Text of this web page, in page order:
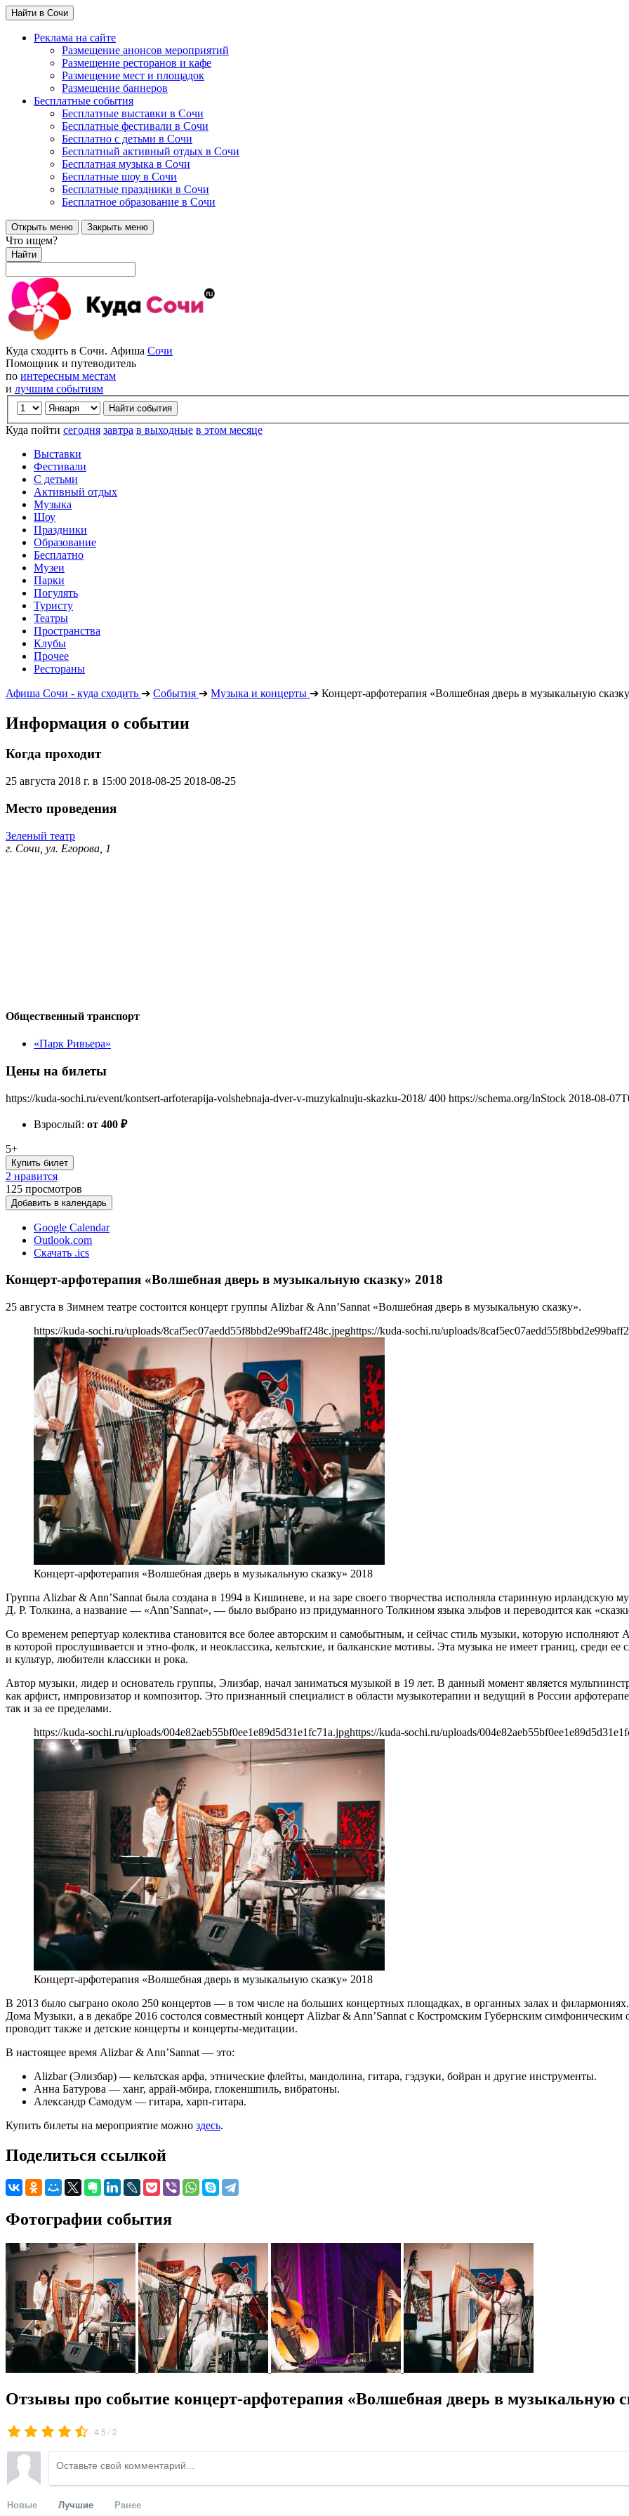
Найти в Сочи
Реклама на сайте
Размещение анонсов мероприятий
Размещение ресторанов и кафе
Размещение мест и площадок
Размещение баннеров
Бесплатные события
Бесплатные выставки в Сочи
Бесплатные фестивали в Сочи
Бесплатно с детьми в Сочи
Бесплатный активный отдых в Сочи
Бесплатная музыка в Сочи
Бесплатные шоу в Сочи
Бесплатные праздники в Сочи
Бесплатное образование в Сочи
Открыть меню Закрыть меню
Что ищем?
Найти
Куда сходить в Сочи. Афиша Сочи
Помощник и путеводитель
по интересным местам
и лучшим событиям
Куда пойти сегодня завтра в выходные в этом месяце
Выставки
Фестивали
С детьми
Активный отдых
Музыка
Шоу
Праздники
Образование
Бесплатно
Музеи
Парки
Погулять
Туристу
Театры
Пространства
Клубы
Прочее
Рестораны
Афиша Сочи - куда сходить ➔ События ➔ Музыка и концерты ➔ Концерт-арфотерапия «Волшебная дверь в музыкальную
Информация о событии
Когда проходит
25 августа 2018 г. в 15:00 2018-08-25 2018-08-25
Место проведения
Зеленый театр
г. Сочи, ул. Егорова, 1
Общественный транспорт
«Парк Ривьера»
Цены на билеты
https://kuda-sochi.ru/event/kontsert-arfoterapija-volshebnaja-dver-v-muzykalnuju-skazku-2018/ 400 https://schema.org/InStock 2018-08-
Взрослый: от 400 ₽
5+
Купить билет
2 нравится
125 просмотров
Добавить в календарь
Google Calendar
Outlook.com
Скачать .ics
Концерт-арфотерапия «Волшебная дверь в музыкальную сказку» 2018
25 августа в Зимнем театре состоится концерт группы Alizbar & Ann’Sannat «Волшебная дверь в музыкальную сказку».
https://kuda-sochi.ru/uploads/8caf5ec07aedd55f8bbd2e99baff248c.jpeghttps://kuda-sochi.ru/uploads/
Концерт-арфотерапия «Волшебная дверь в музыкальную сказку» 2018
Группа Alizbar & Ann’Sannat была создана в 1994 в Кишиневе, и на заре своего творчества исполняла старинную ирландскую
Д. Р. Толкина, а название — «Ann’Sannat», — было выбрано из придуманного Толкином языка эльфов и переводится как
Со временем репертуар колектива становится все более авторским и самобытным, и сейчас стиль музыки, которую
в которой прослушивается и этно-фолк, и неоклассика, кельтские, и балканские мотивы. Эта музыка не имеет границ, среди
и культур, любители классики и рока.
Автор музыки, лидер и основатель группы, Элизбар, начал заниматься музыкой в 19 лет. В данный момент является
как арфист, импровизатор и композитор. Это признанный специалист в области музыкотерапии и ведущий в России
так и за ее пределами.
https://kuda-sochi.ru/uploads/004e82aeb55bf0ee1e89d5d31e1fc71a.jpghttps://kuda-sochi.ru/uploads/
Концерт-арфотерапия «Волшебная дверь в музыкальную сказку» 2018
В 2013 было сыграно около 250 концертов — в том числе на больших концертных площадках, в органных залах и
Дома Музыки, а в декабре 2016 состолся совместный концерт Alizbar & Ann’Sannat с Костромским Губернским
проводит также и детские концерты и концерты-медитации.
В настоящее время Alizbar & Ann’Sannat — это:
Alizbar (Элизбар) — кельтская арфа, этнические флейты, мандолина, гитара, гэдзуки, бойран и другие инструменты.
Анна Батурова — ханг, аррай-мбира, глокеншпиль, вибратоны.
Александр Самодум — гитара, харп-гитара.
Купить билеты на мероприятие можно здесь.
Поделиться ссылкой
Фотографии события
Отзывы про событие концерт-арфотерапия «Волшебная дверь в музыкальную
4.5 /2
Новые Лучшие Ранее